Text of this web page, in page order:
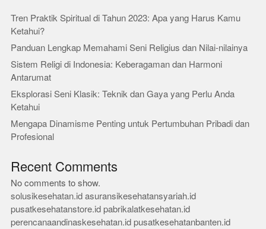
Tren Praktik Spiritual di Tahun 2023: Apa yang Harus Kamu
Ketahui?
Panduan Lengkap Memahami Seni Religius dan Nilai-nilainya
Sistem Religi di Indonesia: Keberagaman dan Harmoni
Antarumat
Eksplorasi Seni Klasik: Teknik dan Gaya yang Perlu Anda
Ketahui
Mengapa Dinamisme Penting untuk Pertumbuhan Pribadi dan
Profesional
Recent Comments
No comments to show.
solusikesehatan.id asuransikesehatansyariah.id
pusatkesehatanstore.id pabrikalatkesehatan.id
perencanaandinaskesehatan.id pusatkesehatanbanten.id